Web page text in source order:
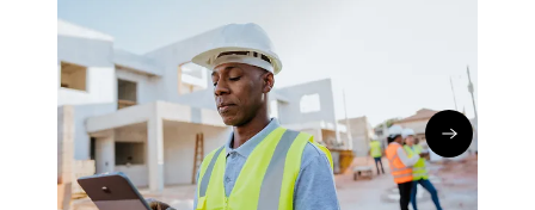
Mit IoT zur digitalen Baustelle
Annalena Rauen 30.08.24
Zum Artikel